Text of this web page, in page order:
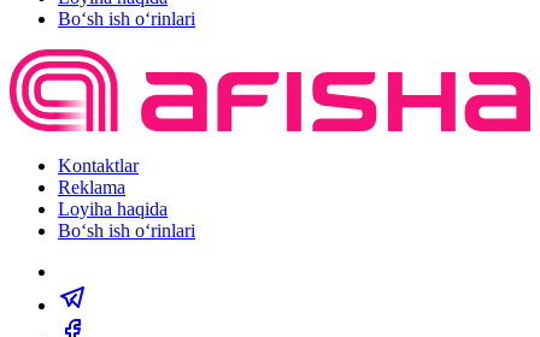
Bo‘sh ish o‘rinlari
Kontaktlar
Reklama
Loyiha haqida
Bo‘sh ish o‘rinlari